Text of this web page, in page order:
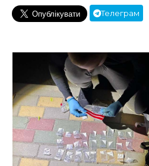
Телеграм